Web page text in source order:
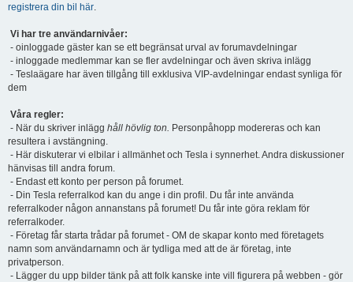
registrera din bil här.
Vi har tre användarnivåer:
- oinloggade gäster kan se ett begränsat urval av forumavdelningar
- inloggade medlemmar kan se fler avdelningar och även skriva inlägg
- Teslaägare har även tillgång till exklusiva VIP-avdelningar endast synliga för
dem
Våra regler:
- När du skriver inlägg håll hövlig ton. Personpåhopp modereras och kan
resultera i avstängning.
- Här diskuterar vi elbilar i allmänhet och Tesla i synnerhet. Andra diskussioner
hänvisas till andra forum.
- Endast ett konto per person på forumet.
- Din Tesla referralkod kan du ange i din profil. Du får inte använda
referralkoder någon annanstans på forumet! Du får inte göra reklam för
referralkoder.
- Företag får starta trådar på forumet - OM de skapar konto med företagets
namn som användarnamn och är tydliga med att de är företag, inte
privatperson.
- Lägger du upp bilder tänk på att folk kanske inte vill figurera på webben - gör